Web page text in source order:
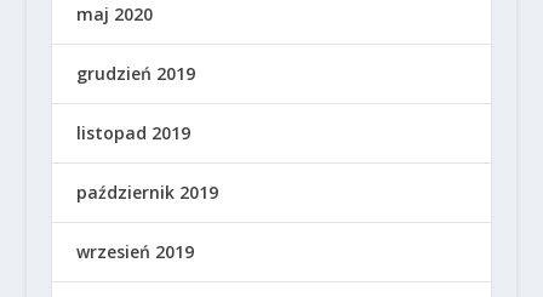
maj 2020
grudzień 2019
listopad 2019
październik 2019
wrzesień 2019